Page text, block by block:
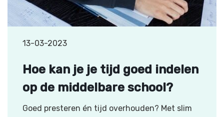
13-03-2023
Hoe kan je je tijd goed indelen
op de middelbare school?
Goed presteren én tijd overhouden? Met slim